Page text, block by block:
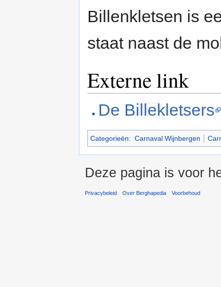
Billenkletsen is
staat naast de
Externe link
De Billekletsers
Categorieën: Carnaval Wijnbergen
Deze pagina is voor
Privacybeleid Over Berghapedia Voorbehoud